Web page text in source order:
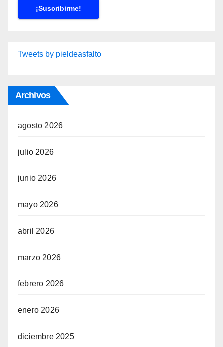
Tweets by pieldeasfalto
Archivos
agosto 2026
julio 2026
junio 2026
mayo 2026
abril 2026
marzo 2026
febrero 2026
enero 2026
diciembre 2025